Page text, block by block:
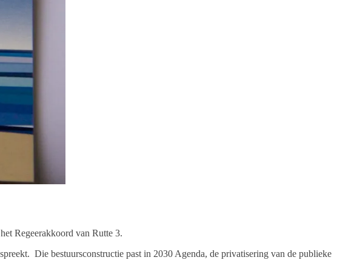
Regeerakkoord van Rutte 3.
Die bestuursconstructie past in 2030 Agenda, de privatisering van de publieke